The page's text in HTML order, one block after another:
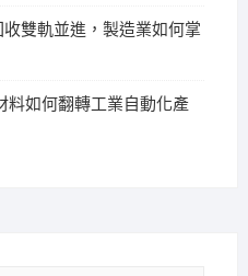
雙軌並進，製造業如何掌
料如何翻轉工業自動化產